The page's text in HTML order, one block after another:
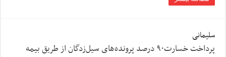
سلیمانی
پرداخت خسارت۹۰ درصد پرونده‌های سیل‌زدگان از طریق بیمه